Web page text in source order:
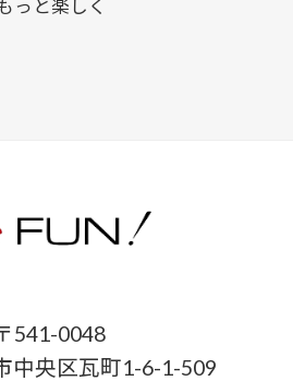
っと楽しく
541-0048
中央区瓦町1-6-1-509